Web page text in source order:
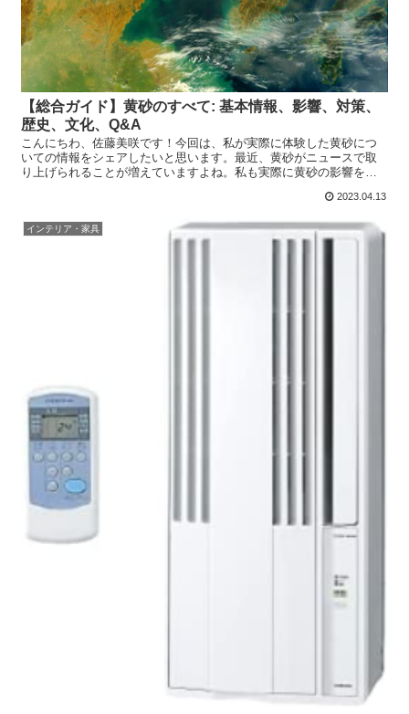
【総合ガイド】黄砂のすべて: 基本情報、影響、対策、
歴史、文化、Q&A
こんにちわ、佐藤美咲です！今回は、私が実際に体験した黄砂につ
いての情報をシェアしたいと思います。最近、黄砂がニュースで取
り上げられることが増えていますよね。私も実際に黄砂の影響を受
2023.04.13
インテリア・家具